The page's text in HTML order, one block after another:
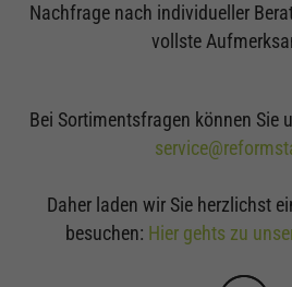
Nachfrage nach individueller
vollste
Bei Sortimentsfragen können Sie
Daher laden wir Sie herzlichst
besuchen: Hier gehts zu